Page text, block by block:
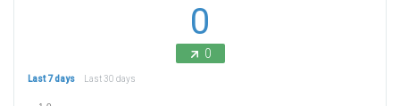
0
0
Last 7 days Last 30 days